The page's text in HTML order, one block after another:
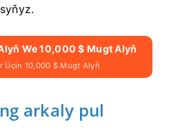
We 10,000 $ Mugt Alyň
Üçin 10,000 $ Mugt Alyň
arkaly pul